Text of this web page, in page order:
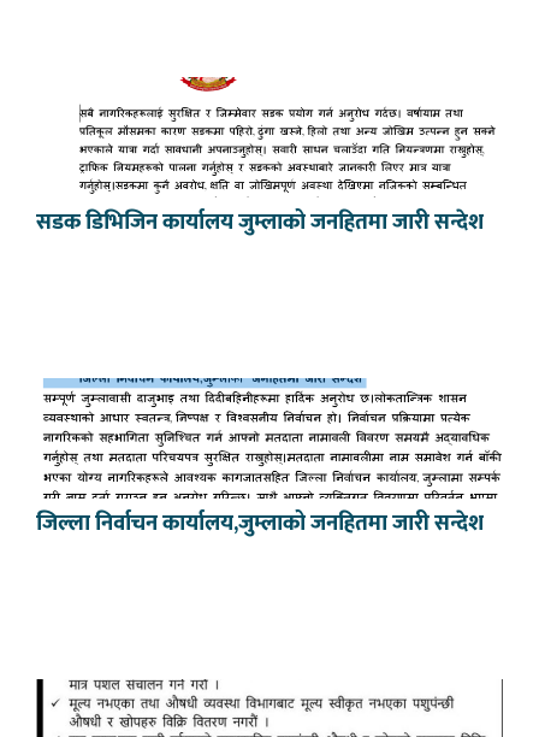
सडक डिभिजिन कार्यालय जुम्लाको जनहितमा जारी सन्देश
जिल्ला निर्वाचन कार्यालय,जुम्लाको जनहितमा जारी सन्देश